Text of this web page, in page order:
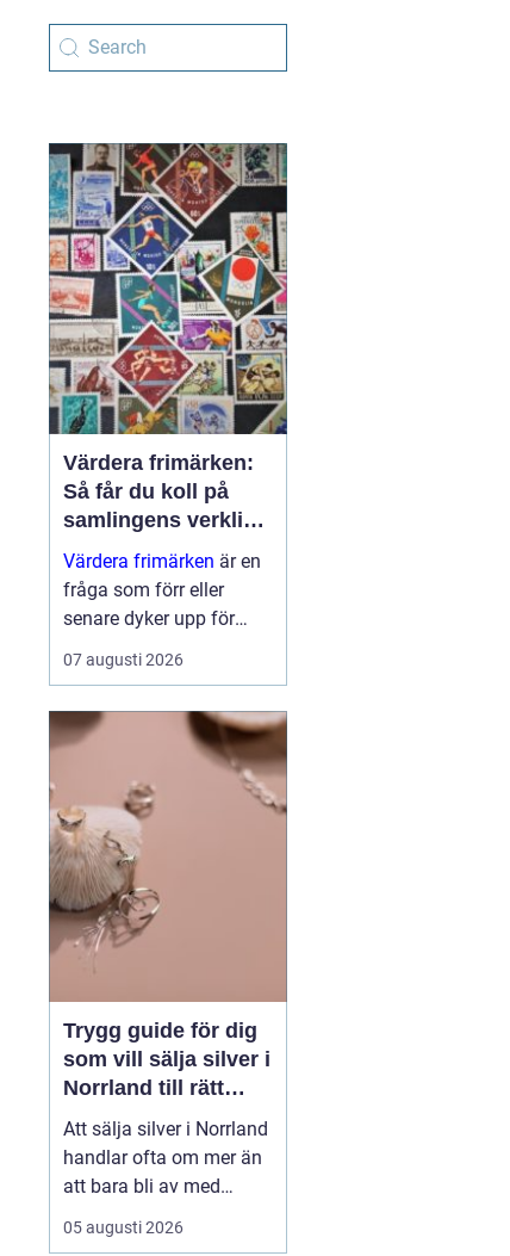
Värdera frimärken:
Så får du koll på
samlingens verkliga
värde
Värdera frimärken är en
fråga som förr eller
senare dyker upp för
många samlare, arvingar
eller säljare. Ofta
från en äldre ...
07 augusti 2026
Trygg guide för dig
som vill sälja silver i
Norrland till rätt
marknadspris
Att sälja silver i Norrland
handlar ofta om mer än
att bara bli av med
gamla bestick eller mynt.
För många i regionen är
05 augusti 2026